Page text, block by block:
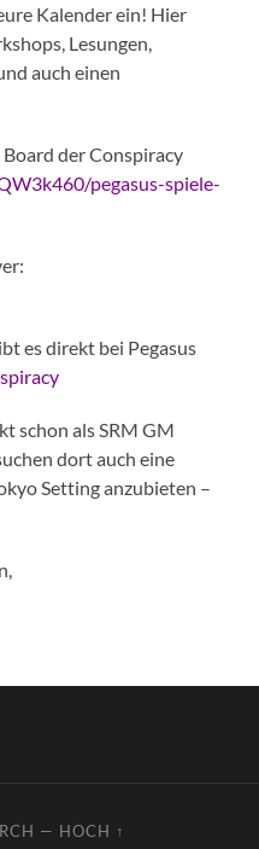
Kalender ein! Hier
Lesungen,
auch einen
der Conspiracy
pegasus-spiele-
es direkt bei Pegasus
schon als SRM GM
dort auch eine
Setting anzubieten –
— HOCH ↑